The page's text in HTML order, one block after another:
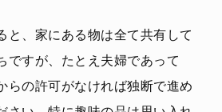
と、家にある物は全て共有して
ですが、たとえ夫婦であって
らの許可がなければ独断で進め